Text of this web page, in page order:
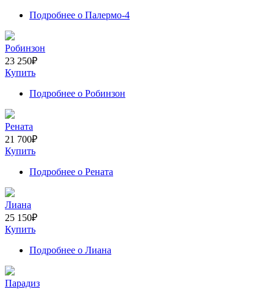
Подробнее о Палермо-4
Робинзон
23 250₽
Купить
Подробнее о Робинзон
Рената
21 700₽
Купить
Подробнее о Рената
Лиана
25 150₽
Купить
Подробнее о Лиана
Парадиз